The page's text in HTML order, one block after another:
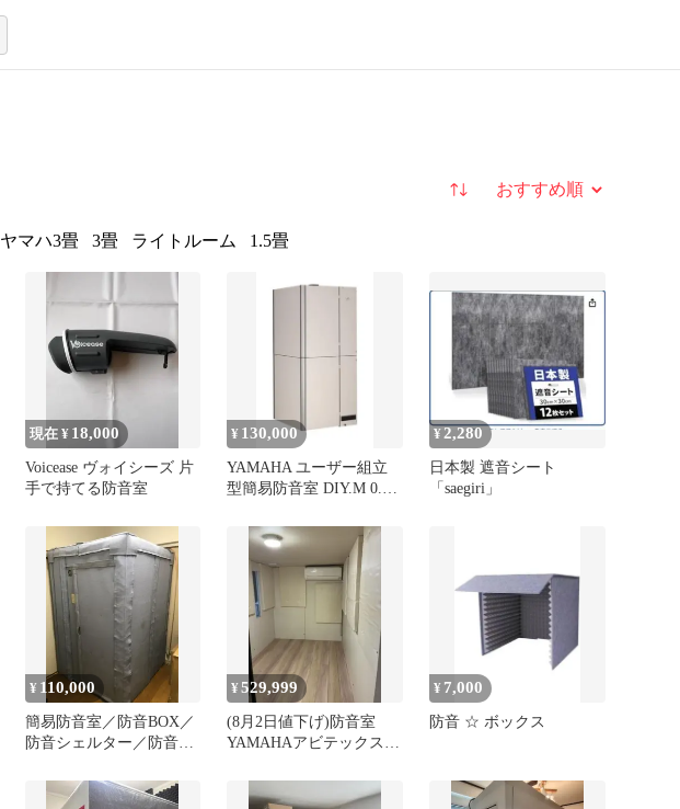
並び替え
ヤマハ3畳 3畳 ライトルーム 1.5畳
現在 ¥ 18,000
Voicease ヴォイシーズ 片
手で持てる防音室
¥ 130,000
YAMAHA ユーザー組立
型簡易防音室 DIY.M 0.5
¥ 2,280
日本製 遮音シート
「saegiri」
¥ 110,000
簡易防音室／防音BOX／
防音シェルター／防音ブ
室 組み立て式
¥529,999
(8月2日値下げ)防音室
YAMAHAアビテックス
¥ 7,000
防音 ☆ ボックス